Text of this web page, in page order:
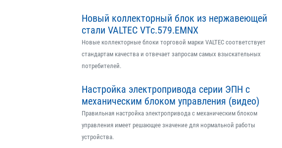
Новый коллекторный блок из нержавеющей
стали VALTEC VTс.579.EMNX
Новые коллекторные блоки торговой марки VALTEC соответствует
стандартам качества и отвечает запросам самых взыскательных
потребителей.
Настройка электропривода серии ЭПН с
механическим блоком управления (видео)
Правильная настройка электропривода с механическим блоком
управления имеет решающее значение для нормальной работы
устройства.